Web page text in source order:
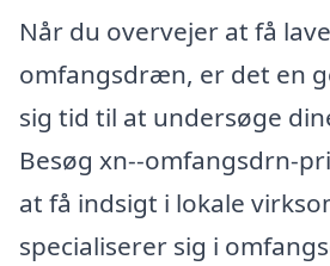
Når du overvejer at få
omfangsdræn, er det en
sig tid til at undersøge
Besøg xn--omfangsdrn-
at få indsigt i lokale
specialiserer sig i